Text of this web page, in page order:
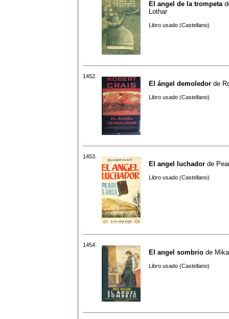
El angel de la trompeta
Lothar
Libro usado (Castellano)
1452.
El ángel demoledor de
Libro usado (Castellano)
1453.
El angel luchador de
Libro usado (Castellano)
1454.
El angel sombrio de
Libro usado (Castellano)